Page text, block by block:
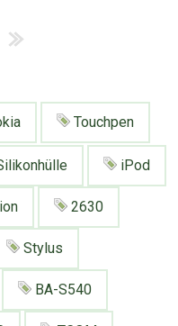
Touchpen
iPod
2630
Stylus
BA-S540